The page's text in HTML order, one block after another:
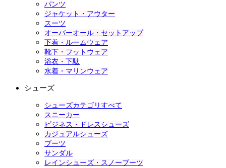
パンツ
ジャケット・アウター
スーツ
オーバーオール・セットアップ
下着・ルームウェア
靴下・フットウェア
浴衣・下駄
水着・マリンウェア
シューズ
シューズカテゴリすべて
スニーカー
ビジネス・ドレスシューズ
カジュアルシューズ
ブーツ
サンダル
レインシューズ・スノーブーツ